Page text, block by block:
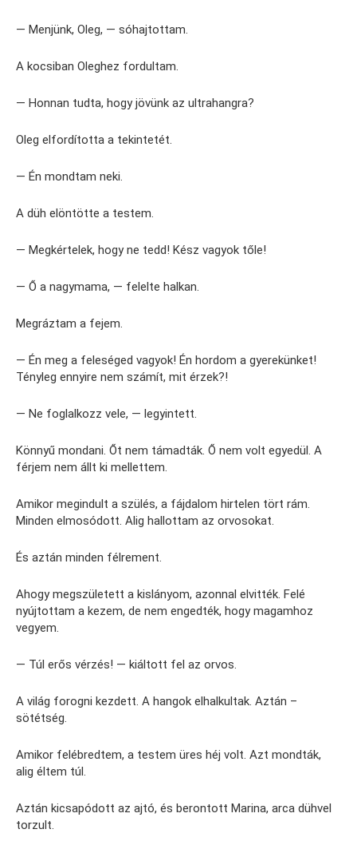
— Menjünk, Oleg, — sóhajtottam.
A kocsiban Oleghez fordultam.
— Honnan tudta, hogy jövünk az ultrahangra?
Oleg elfordította a tekintetét.
— Én mondtam neki.
A düh elöntötte a testem.
— Megkértelek, hogy ne tedd! Kész vagyok tőle!
— Ő a nagymama, — felelte halkan.
Megráztam a fejem.
— Én meg a feleséged vagyok! Én hordom a gyerekünket!
Tényleg ennyire nem számít, mit érzek?!
— Ne foglalkozz vele, — legyintett.
Könnyű mondani. Őt nem támadták. Ő nem volt egyedül. A
férjem nem állt ki mellettem.
Amikor megindult a szülés, a fájdalom hirtelen tört rám.
Minden elmosódott. Alig hallottam az orvosokat.
És aztán minden félrement.
Ahogy megszületett a kislányom, azonnal elvitték. Felé
nyújtottam a kezem, de nem engedték, hogy magamhoz
vegyem.
— Túl erős vérzés! — kiáltott fel az orvos.
A világ forogni kezdett. A hangok elhalkultak. Aztán –
sötétség.
Amikor felébredtem, a testem üres héj volt. Azt mondták,
alig éltem túl.
Aztán kicsapódott az ajtó, és berontott Marina, arca dühvel
torzult.